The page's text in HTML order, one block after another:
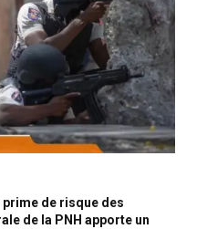
de risque des
de la PNH apporte un